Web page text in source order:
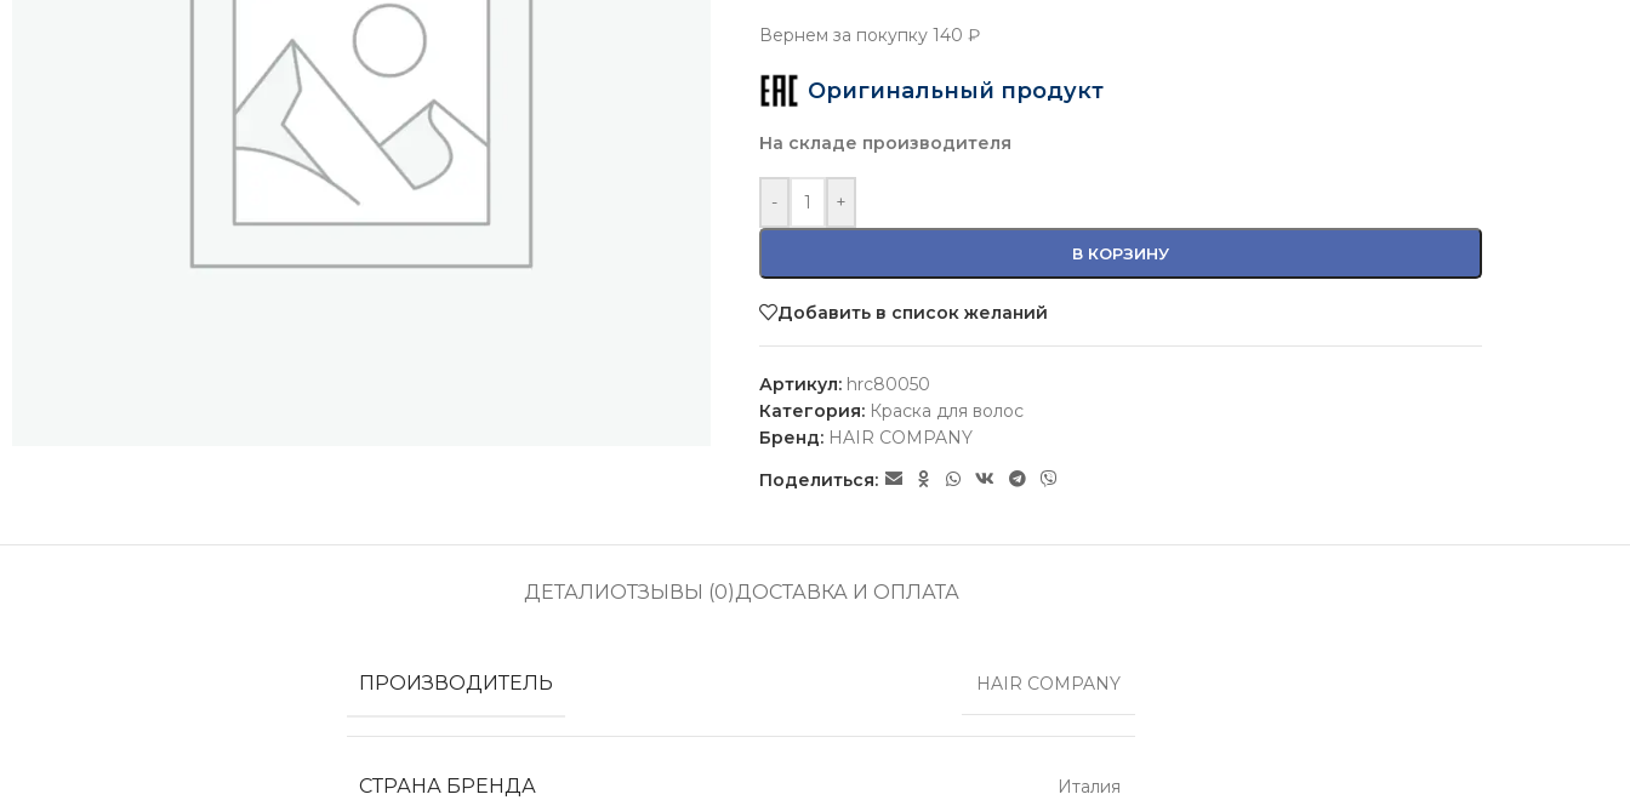
Вернем за покупку140 ₽
Оригинальный продукт
На складе производителя
- +
В КОРЗИНУ
Добавить в список желаний
Артикул: hrc80050
Категория: Краска для волос
Бренд: HAIR COMPANY
Поделиться:
ДЕТАЛИОТЗЫВЫ (0)ДОСТАВКА И ОПЛАТА
ПРОИЗВОДИТЕЛЬ HAIR COMPANY
СТРАНА БРЕНДА Италия